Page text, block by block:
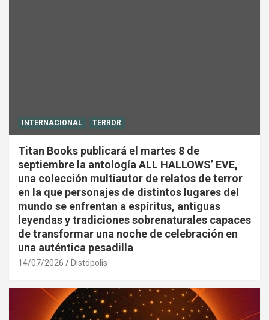
INTERNACIONAL TERROR
Titan Books publicará el martes 8 de
septiembre la antología ALL HALLOWS’ EVE,
una colección multiautor de relatos de terror
en la que personajes de distintos lugares del
mundo se enfrentan a espíritus, antiguas
leyendas y tradiciones sobrenaturales capaces
de transformar una noche de celebración en
una auténtica pesadilla
14/07/2026 Distópolis